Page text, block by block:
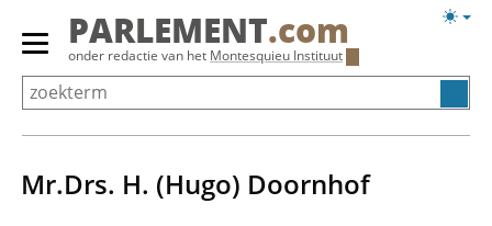
Overslaan
Primair
menu
tonen/verbergen
PARLEMENT.com
onder redactie van het Montesquieu Instituut
Mr.Drs. H. (Hugo) Doornhof